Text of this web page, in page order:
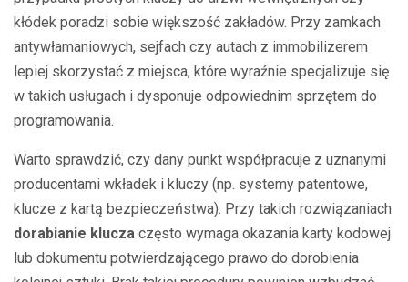
kłódek poradzi sobie większość zakładów. Przy zamkach
antywłamaniowych, sejfach czy autach z immobilizerem
lepiej skorzystać z miejsca, które wyraźnie specjalizuje się
w takich usługach i dysponuje odpowiednim sprzętem do
programowania.
Warto sprawdzić, czy dany punkt współpracuje z uznanymi
producentami wkładek i kluczy (np. systemy patentowe,
klucze z kartą bezpieczeństwa). Przy takich rozwiązaniach
dorabianie klucza często wymaga okazania karty kodowej
lub dokumentu potwierdzającego prawo do dorobienia